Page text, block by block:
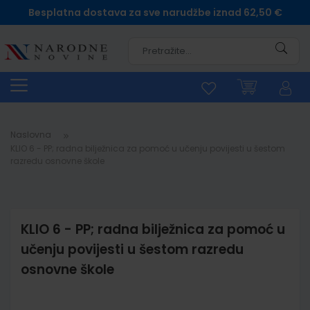
Besplatna dostava za sve narudžbe iznad 62,50 €
Naslovna
KLIO 6 - PP; radna bilježnica za pomoć u
učenju povijesti u šestom razredu
osnovne škole